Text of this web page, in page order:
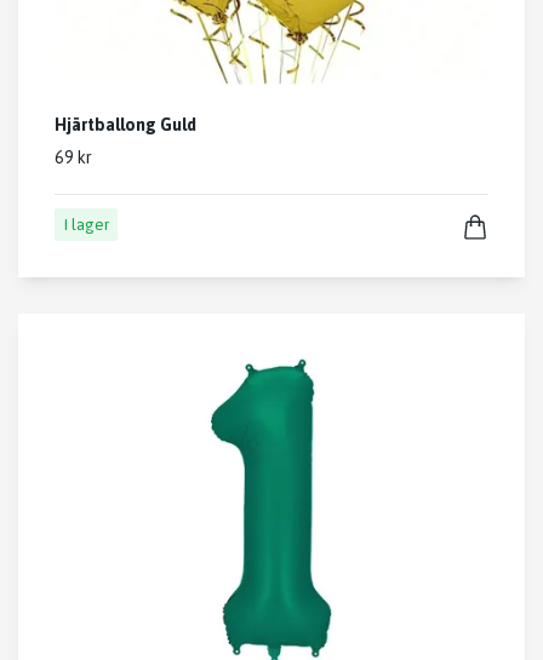
Hjärtballong Guld
69 kr
I lager